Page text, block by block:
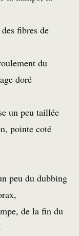
fibres de
du
doré
un peu taillée
pointe coté
peu du dubbing
de la fin du